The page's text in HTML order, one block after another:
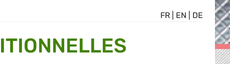
FR EN DE